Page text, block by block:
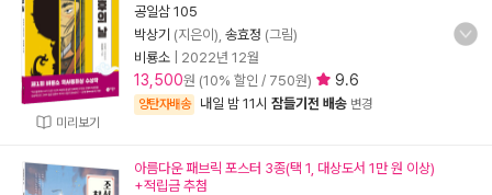
미리보기
공일삼 105
박상기 (지은이), 송효정 (그림)
비룡소
2022년 12월
13,500원 (10% 할인 / 750원) 9.6
양탄자배송 내일 밤 11시 잠들기전 배송 변경
아름다운 패브릭 포스터 3종(택 1, 대상도서 1만 원 이상)
+적립금 추첨